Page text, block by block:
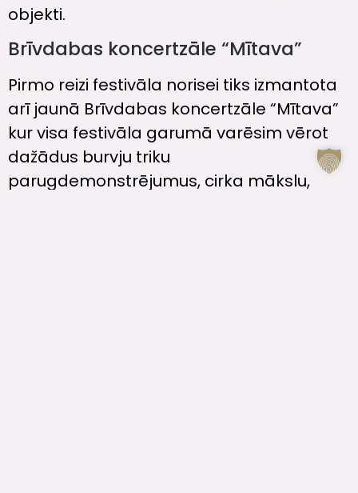
objekti.
Brīvdabas koncertzāle “Mītava”
Pirmo reizi festivāla norisei tiks izmantota
arī jaunā Brīvdabas koncertzāle “Mītava”
kur visa festivāla garumā varēsim vērot
dažādus burvju triku
parugdemonstrējumus, cirka mākslu,